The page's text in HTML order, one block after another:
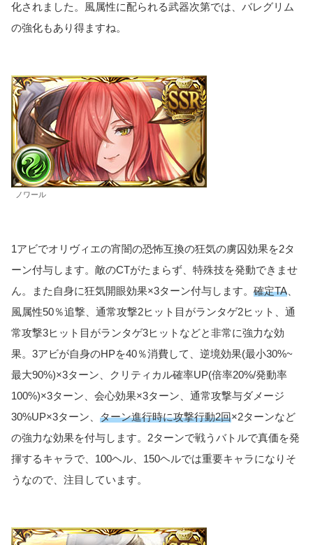
化されました。風属性に配られる武器次第では、バレグリム
の強化もあり得ますね。
ノワール
1アビでオリヴィエの宵闇の恐怖互換の狂気の虜囚効果を2タ
ーン付与します。敵のCTがたまらず、特殊技を発動できませ
ん。また自身に狂気開眼効果×3ターン付与します。 確定TA、
風属性50％追撃、通常攻撃2ヒット目がランタゲ2ヒット、通
常攻撃3ヒット目がランタゲ3ヒットなどと非常に強力な効
果。3アビが自身のHPを40％消費して、逆境効果(最小30%~
最大90%)×3ターン、クリティカル確率UP(倍率20%/発動率
100%)×3ターン、会心効果×3ターン、通常攻撃与ダメージ
30%UP×3ターン、 ターン進行時に攻撃行動2回×2ターンなど
の強力な効果を付与します。2ターンで戦うバトルで真価を発
揮するキャラで、100ヘル、150ヘルでは重要キャラになりそ
うなので、注目しています。